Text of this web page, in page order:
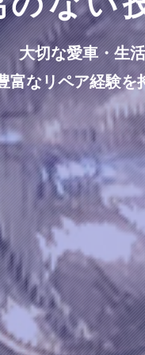
大切な愛車・生
富なリペア経験を